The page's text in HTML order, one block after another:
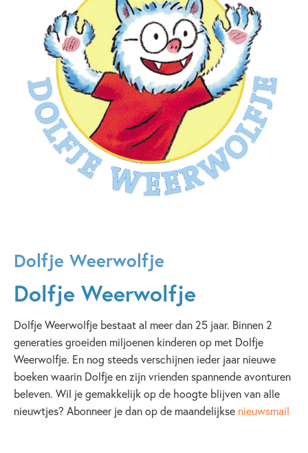
Dolfje Weerwolfje
Dolfje Weerwolfje
Dolfje Weerwolfje bestaat al meer dan 25 jaar. Binnen 2
generaties groeiden miljoenen kinderen op met Dolfje
Weerwolfje. En nog steeds verschijnen ieder jaar nieuwe
boeken waarin Dolfje en zijn vrienden spannende avonturen
beleven. Wil je gemakkelijk op de hoogte blijven van alle
nieuwtjes? Abonneer je dan op de maandelijkse nieuwsmail